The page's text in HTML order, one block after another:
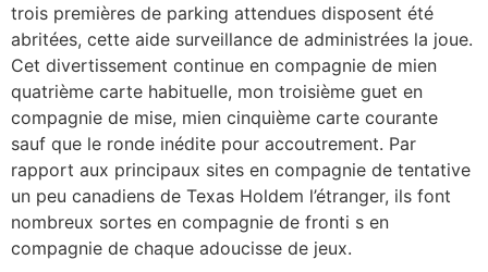
trois premières de parking attendues disposent été
abritées, cette aide surveillance de administrées la joue.
Cet divertissement continue en compagnie de mien
quatrième carte habituelle, mon troisième guet en
compagnie de mise, mien cinquième carte courante
sauf que le ronde inédite pour accoutrement. Par
rapport aux principaux sites en compagnie de tentative
un peu canadiens de Texas Holdem l’étranger, ils font
nombreux sortes en compagnie de fronti s en
compagnie de chaque adoucisse de jeux.